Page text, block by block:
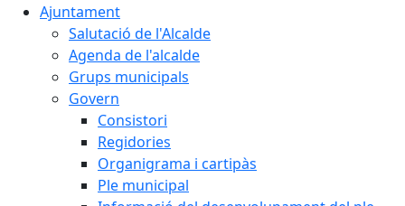
Ajuntament
Salutació de l'Alcalde
Agenda de l'alcalde
Grups municipals
Govern
Consistori
Regidories
Organigrama i cartipàs
Ple municipal